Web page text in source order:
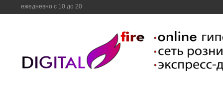
ежедневно с 10 до 20